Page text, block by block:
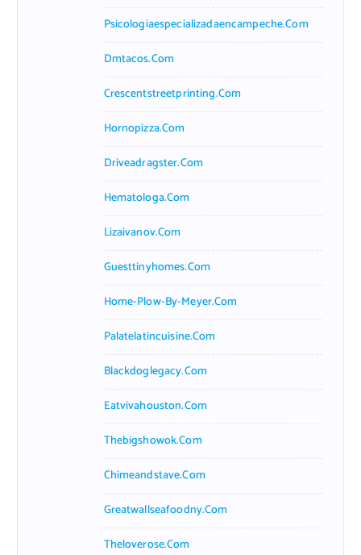
Psicologiaespecializadaencampeche.com
Dmtacos.com
Crescentstreetprinting.com
Hornopizza.com
Driveadragster.com
Hematologa.com
Lizaivanov.com
Guesttinyhomes.com
Home-Plow-By-Meyer.com
Palatelatincuisine.com
Blackdoglegacy.com
Eatvivahouston.com
Thebigshowok.com
Chimeandstave.com
Greatwallseafoodny.com
Theloverose.com